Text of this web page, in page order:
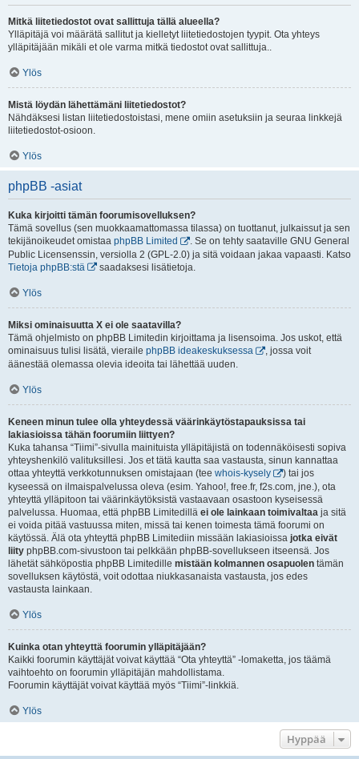
Mitkä liitetiedostot ovat sallittuja tällä alueella?
Ylläpitäjä voi määrätä sallitut ja kielletyt liitetiedostojen tyypit. Ota yhteys
ylläpitäjään mikäli et ole varma mitkä tiedostot ovat sallittuja..
Ylös
Mistä löydän lähettämäni liitetiedostot?
Nähdäksesi listan liitetiedostoistasi, mene omiin asetuksiin ja seuraa linkkejä
liitetiedostot-osioon.
Ylös
phpBB -asiat
Kuka kirjoitti tämän foorumisovelluksen?
Tämä sovellus (sen muokkaamattomassa tilassa) on tuottanut, julkaissut ja sen
tekijänoikeudet omistaa phpBB Limited
. Se on tehty saataville GNU General
Public Licensenssin, versiolla 2 (GPL-2.0) ja sitä voidaan jakaa vapaasti. Katso
Tietoja phpBB:stä
saadaksesi lisätietoja.
Ylös
Miksi ominaisuutta X ei ole saatavilla?
Tämä ohjelmisto on phpBB Limitedin kirjoittama ja lisensoima. Jos uskot, että
ominaisuus tulisi lisätä, vieraile phpBB ideakeskuksessa
, jossa voit
äänestää olemassa olevia ideoita tai lähettää uuden.
Ylös
Keneen minun tulee olla yhteydessä väärinkäytöstapauksissa tai
lakiasioissa tähän foorumiin liittyen?
Kuka tahansa “Tiimi”-sivulla mainituista ylläpitäjistä on todennäköisesti sopiva
yhteyshenkilö valituksillesi. Jos et tätä kautta saa vastausta, sinun kannattaa
ottaa yhteyttä verkkotunnuksen omistajaan (tee whois-kysely
) tai jos
kyseessä on ilmaispalvelussa oleva (esim. Yahoo!, free.fr, f2s.com, jne.), ota
yhteyttä ylläpitoon tai väärinkäytöksistä vastaavaan osastoon kyseisessä
palvelussa. Huomaa, että phpBB Limitedillä ei ole lainkaan toimivaltaa ja sitä
ei voida pitää vastuussa miten, missä tai kenen toimesta tämä foorumi on
käytössä. Älä ota yhteyttä phpBB Limitediin missään lakiasioissa jotka eivät
liity phpBB.com-sivustoon tai pelkkään phpBB-sovellukseen itseensä. Jos
lähetät sähköpostia phpBB Limitedille mistään kolmannen osapuolen tämän
sovelluksen käytöstä, voit odottaa niukkasanaista vastausta, jos edes
vastausta lainkaan.
Ylös
Kuinka otan yhteyttä foorumin ylläpitäjään?
Kaikki foorumin käyttäjät voivat käyttää “Ota yhteyttä” -lomaketta, jos täämä
vaihtoehto on foorumin ylläpitäjän mahdollistama.
Foorumin käyttäjät voivat käyttää myös “Tiimi”-linkkiä.
Ylös
Hyppää